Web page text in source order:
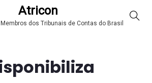
Atricon
dos Tribunais de Contas do Brasil